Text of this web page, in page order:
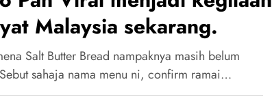
Malaysia sekarang.
Salt Butter Bread nampaknya masih belum
sahaja nama menu ni, confirm ramai…